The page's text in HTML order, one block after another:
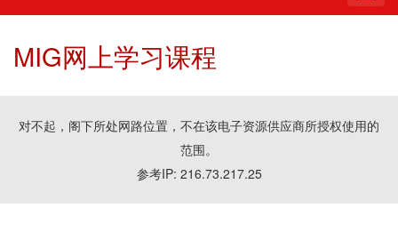
MIG网上学习课程
对不起，阁下所处网路位置，不在该电子资源供应商所授权使用的
范围。
参考IP: 216.73.217.25